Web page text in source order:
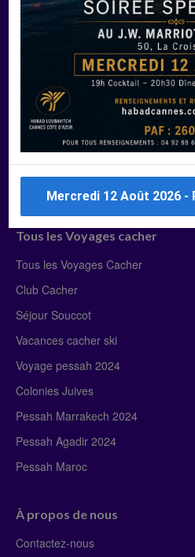
Manger Cacher
Liste des restaurants cacher
Restaurants cacher à Paris
Restaurants cacher à Deauville
Restaurants cacher à Lyon
Restaurants cacher à Marseille
Restaurants cacher Dubaï
Tous les Voyages cacher
Tous les Voyages Cacher
Club Cacher
Séjour Souccot
Vacances cacher ski
Voyage pessah 2024
Colonies Juives
Pessah Marrakech 2024
Pessah Agadir 2024
Pessah Maroc
À propos de nous
Contactez-nous